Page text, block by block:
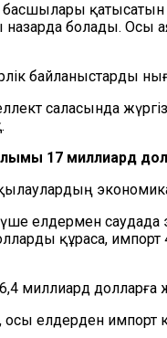
басшылары қатысатын
болады. Осы
байланыстарды
саласында
17 миллиард
елдермен саудада
рды құраса,
миллиард долларға
осы елдерден импорт